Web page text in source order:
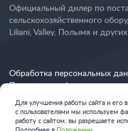
Официальный дилер по
сельскохозяйственного
Liliani, Valley, Полымя и других
Обработка персональных
Политика
Поддержка сайта —Public
Для улучшения работы сайта и его
с пользователями мы используем
работу с сайтом, вы разрешаете